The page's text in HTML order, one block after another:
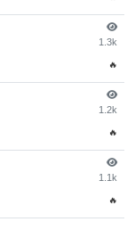
1.3k
🔥
1.2k
🔥
1.1k
🔥